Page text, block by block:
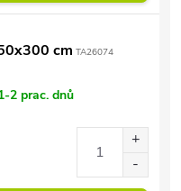
cm TA26074
2 prac. dnů